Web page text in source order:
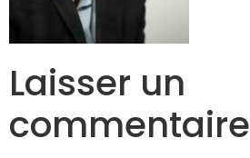
Laisser un
commentaire